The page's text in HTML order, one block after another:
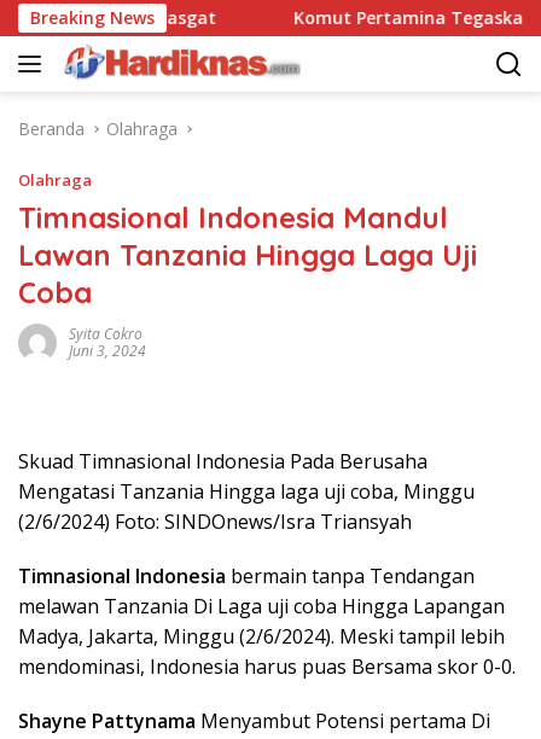
Langsung
ke
konten
Breaking News
90 Pasgat Komut Pertamina Tegaskan Tak
Beranda Olahraga
Olahraga
Timnasional Indonesia Mandul
Lawan Tanzania Hingga Laga Uji
Coba
Syita Cokro
Juni 3, 2024
Skuad Timnasional Indonesia Pada Berusaha
Mengatasi Tanzania Hingga laga uji coba, Minggu
(2/6/2024) Foto: SINDOnews/Isra Triansyah
Timnasional Indonesia bermain tanpa Tendangan
melawan Tanzania Di Laga uji coba Hingga Lapangan
Madya, Jakarta, Minggu (2/6/2024). Meski tampil lebih
mendominasi, Indonesia harus puas Bersama skor 0-0.
Shayne Pattynama Menyambut Potensi pertama Di